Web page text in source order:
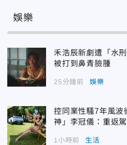
娛樂
禾浩辰新劇遭「水
被打到鼻青臉腫
25分鐘前 娛樂
控同業性騷7年風
神」李冠儀：重返
1小時前 生活